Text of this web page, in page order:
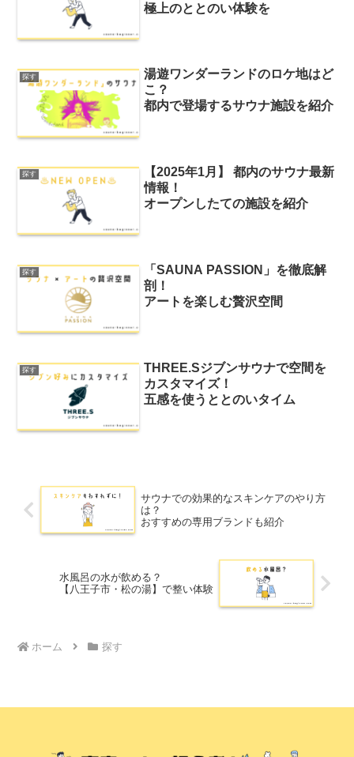
極上のととのい体験を
探す
湯遊ワンダーランドのロケ地はど
こ？
都内で登場するサウナ施設を紹介
探す
【2025年1月】 都内のサウナ最新
情報！
オープンしたての施設を紹介
探す
「SAUNA PASSION」を徹底解
剖！
アートを楽しむ贅沢空間
探す
THREE.Sジブンサウナで空間を
カスタマイズ！
五感を使うととのいタイム
サウナでの効果的なスキンケアのやり方
は？
おすすめの専用ブランドも紹介
水風呂の水が飲める？
【八王子市・松の湯】で整い体験
ホーム 探す